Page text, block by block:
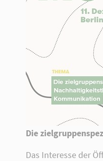
Lorem ipsum
consectetuer
Aenean
Aenean massa.
penatibus et
montes, nascetur
quam felis,
Die
Das Interesse der